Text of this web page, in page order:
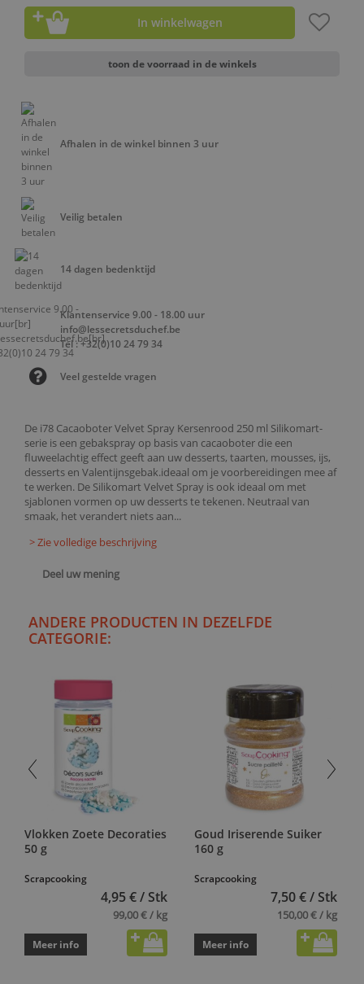
De i78 Cacaoboter Velvet Spray Kersenrood 250 ml Silikomart-
serie is een gebakspray op basis van cacaoboter die een
fluweelachtig effect geeft aan uw desserts, taarten, mousses, ijs,
desserts en Valentijnsgebak.ideaal om je voorbereidingen mee af
te werken. De Silikomart Velvet Spray is ook ideaal om met
sjablonen vormen op uw desserts te tekenen. Neutraal van
smaak, het verandert niets aan...
> Zie volledige beschrijving
Deel uw mening
In winkelwagen
toon de voorraad in de winkels
Afhalen in de winkel binnen 3 uur
Veilig betalen
14 dagen bedenktijd
Klantenservice 9.00 - 18.00 uur
info@lessecretsduchef.be
Tel : +32(0)10 24 79 34
Veel gestelde vragen
ANDERE PRODUCTEN IN DEZELFDE
CATEGORIE:
Vlokken Zoete Decoraties
50 g
Scrapcooking
4,95 € / Stk
99,00 € / kg
Meer info
Goud Iriserende Suiker
160 g
Scrapcooking
7,50 € / Stk
150,00 € / kg
Meer info